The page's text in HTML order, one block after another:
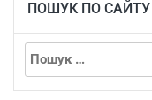
ПОШУК ПО САЙТУ